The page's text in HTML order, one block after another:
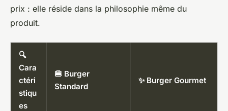
prix : elle réside dans la philosophie même du
produit.
🔍
Cara
ctéri
stiqu
es
🍔 Burger
Standard
✨ Burger Gourmet